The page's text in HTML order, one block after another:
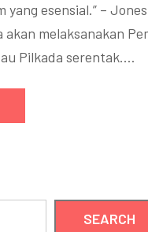
yang esensial.” –
melaksanakan
Pilkada serentak.…
SEARCH